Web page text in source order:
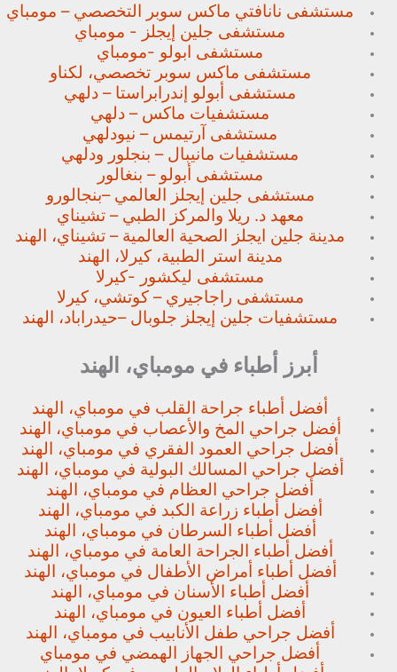
مستشفى نانافتي ماكس سوبر التخصصي – مومباي
مستشفى جلين إيجلز - مومباي
مستشفى ابولو -مومباي
مستشفى ماكس سوبر تخصصي، لكناو
مستشفى أبولو إندرابراستا – دلهي
مستشفيات ماكس – دلهي
مستشفى آرتيمس – نيودلهي
مستشفيات مانيبال – بنجلور ودلهي
مستشفى أبولو – بنغالور
مستشفى جلين إيجلز العالمي –بنجالورو
معهد د. ريلا والمركز الطبي – تشيناي
مدينة جلين ايجلز الصحية العالمية – تشيناي، الهند
مدينة استر الطبية، كيرلا، الهند
مستشفى ليكشور -كيرلا
مستشفى راجاجيري – كوتشي، كيرلا
مستشفيات جلين إيجلز جلوبال –حيدراباد، الهند
أبرز أطباء في مومباي، الهند
أفضل أطباء جراحة القلب في مومباي، الهند
أفضل جراحي المخ والأعصاب في مومباي، الهند
أفضل جراحي العمود الفقري في مومباي، الهند
أفضل جراحي المسالك البولية في مومباي، الهند
أفضل جراحي العظام في مومباي، الهند
أفضل أطباء زراعة الكبد في مومباي، الهند
أفضل أطباء السرطان في مومباي، الهند
أفضل أطباء الجراحة العامة في مومباي، الهند
أفضل أطباء أمراض الأطفال في مومباي، الهند
أفضل أطباء الأسنان في مومباي، الهند
أفضل أطباء العيون في مومباي، الهند
أفضل جراحي طفل الأنابيب في مومباي، الهند
أفضل جراحي الجهاز الهمضي في مومباي